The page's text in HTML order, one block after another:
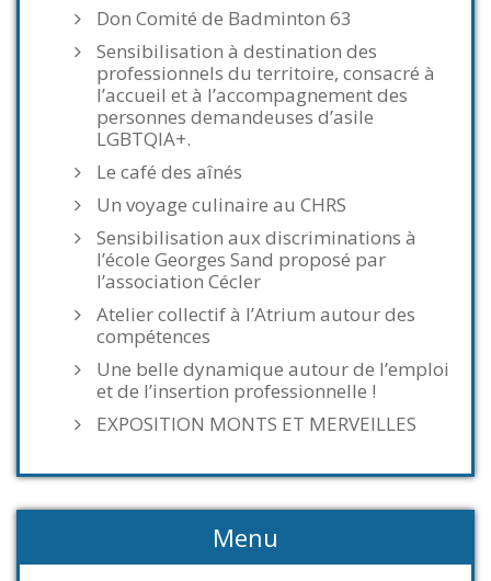
Don Comité de Badminton 63
Sensibilisation à destination des
professionnels du territoire, consacré à
l’accueil et à l’accompagnement des
personnes demandeuses d’asile
LGBTQIA+.
Le café des aînés
Un voyage culinaire au CHRS
Sensibilisation aux discriminations à
l’école Georges Sand proposé par
l’association Cécler
Atelier collectif à l’Atrium autour des
compétences
Une belle dynamique autour de l’emploi
et de l’insertion professionnelle !
EXPOSITION MONTS ET MERVEILLES
Menu